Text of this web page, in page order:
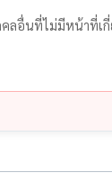
อื่นที่ไม่มีหน้าที่เ